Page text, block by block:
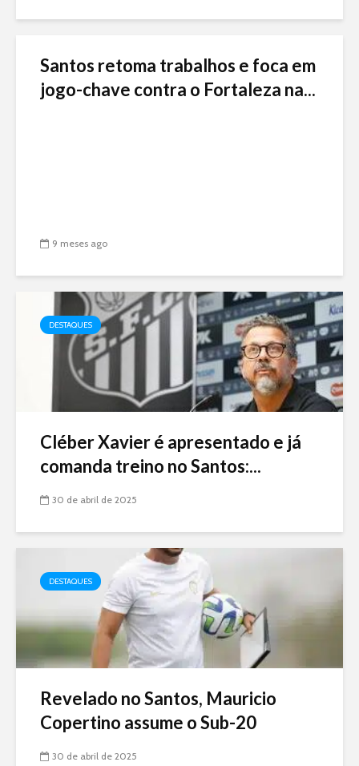
Santos retoma trabalhos e foca em
jogo-chave contra o Fortaleza na...
9 meses ago
DESTAQUES
Cléber Xavier é apresentado e já
comanda treino no Santos:...
30 de abril de 2025
DESTAQUES
Revelado no Santos, Mauricio
Copertino assume o Sub-20
30 de abril de 2025